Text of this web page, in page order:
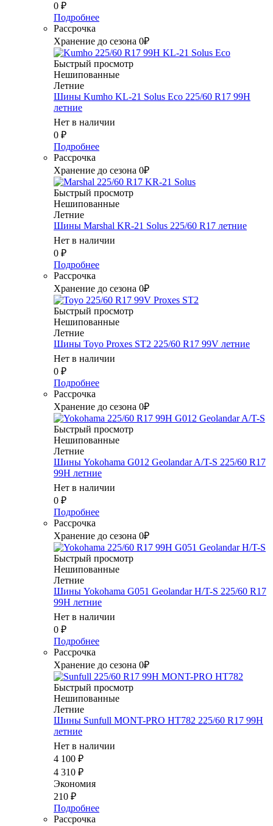
0 ₽
Подробнее
Рассрочка
Хранение до сезона 0₽
Быстрый просмотр
Нешипованные
Летние
Шины Kumho KL-21 Solus Eco 225/60 R17 99H
летние
Нет в наличии
0 ₽
Подробнее
Рассрочка
Хранение до сезона 0₽
Быстрый просмотр
Нешипованные
Летние
Шины Marshal KR-21 Solus 225/60 R17 летние
Нет в наличии
0 ₽
Подробнее
Рассрочка
Хранение до сезона 0₽
Быстрый просмотр
Нешипованные
Летние
Шины Toyo Proxes ST2 225/60 R17 99V летние
Нет в наличии
0 ₽
Подробнее
Рассрочка
Хранение до сезона 0₽
Быстрый просмотр
Нешипованные
Летние
Шины Yokohama G012 Geolandar A/T-S 225/60 R17
99H летние
Нет в наличии
0 ₽
Подробнее
Рассрочка
Хранение до сезона 0₽
Быстрый просмотр
Нешипованные
Летние
Шины Yokohama G051 Geolandar H/T-S 225/60 R17
99H летние
Нет в наличии
0 ₽
Подробнее
Рассрочка
Хранение до сезона 0₽
Быстрый просмотр
Нешипованные
Летние
Шины Sunfull MONT-PRO HT782 225/60 R17 99H
летние
Нет в наличии
4 100 ₽
4 310 ₽
Экономия
210 ₽
Подробнее
Рассрочка